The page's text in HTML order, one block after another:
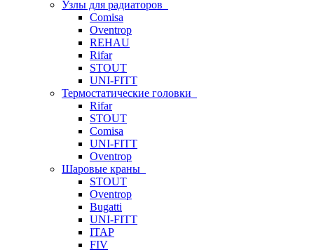
Узлы для радиаторов
Comisa
Oventrop
REHAU
Rifar
STOUT
UNI-FITT
Термостатические головки
Rifar
STOUT
Comisa
UNI-FITT
Oventrop
Шаровые краны
STOUT
Oventrop
Bugatti
UNI-FITT
ITAP
FIV